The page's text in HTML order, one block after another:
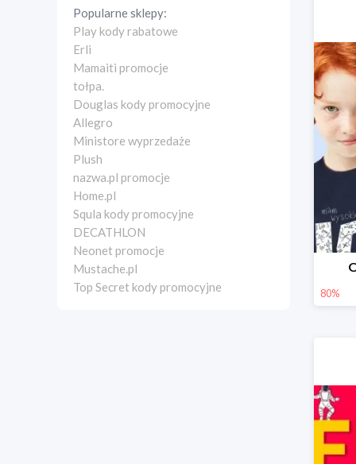
Popularne sklepy:
Play kody rabatowe
Erli
Mamaiti promocje
tołpa.
Douglas kody promocyjne
Allegro
Ministore wyprzedaże
Plush
nazwa.pl promocje
Home.pl
Squla kody promocyjne
DECATHLON
Neonet promocje
Mustache.pl
Top Secret kody promocyjne
80%